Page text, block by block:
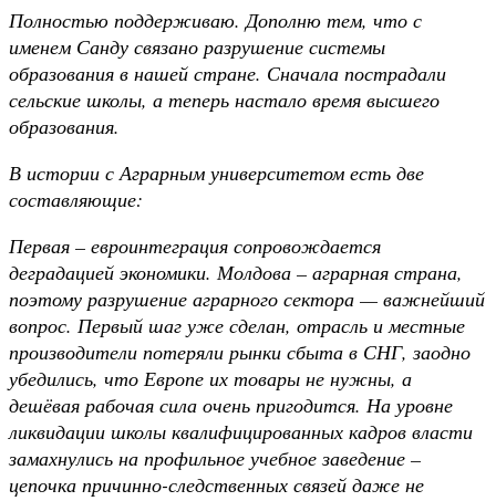
Полностью поддерживаю. Дополню тем, что с
именем Санду связано разрушение системы
образования в нашей стране. Сначала пострадали
сельские школы, а теперь настало время высшего
образования.
В истории с Аграрным университетом есть две
составляющие:
Первая – евроинтеграция сопровождается
деградацией экономики. Молдова – аграрная страна,
поэтому разрушение аграрного сектора — важнейший
вопрос. Первый шаг уже сделан, отрасль и местные
производители потеряли рынки сбыта в СНГ, заодно
убедились, что Европе их товары не нужны, а
дешёвая рабочая сила очень пригодится. На уровне
ликвидации школы квалифицированных кадров власти
замахнулись на профильное учебное заведение –
цепочка причинно-следственных связей даже не